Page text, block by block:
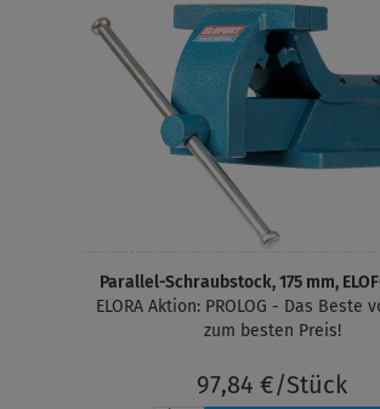
Parallel-Schraubstock, 175 mm,
ELORA Aktion: PROLOG - Das Beste
zum besten Preis!
97,84 €/Stück